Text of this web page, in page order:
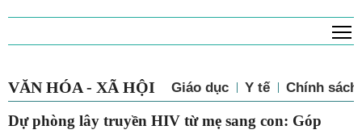
VĂN HÓA - XÃ HỘI Giáo dục Y tế Chính sách
Dự phòng lây truyền HIV từ mẹ sang con: Góp